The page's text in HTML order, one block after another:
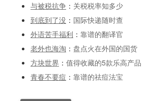
与被税抗争 ： 关税税率知多少
到底到了没 ： 国际快递随时查
外语苦手福利 ： 靠谱的翻译官
老外也海淘 ： 盘点火在外国的国货
方块世界 ： 值得收藏的5款乐高产品
青春不要痘 ： 靠谱的祛痘法宝